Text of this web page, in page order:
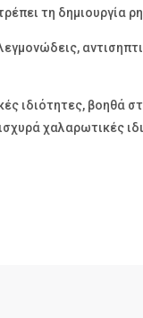
τη δημιουργία
ιδιότητες, βοηθά
χαλαρωτικές